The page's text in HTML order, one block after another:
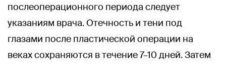
послеоперационного периода следует
указаниям врача. Отечность и тени под
глазами после пластической операции на
веках сохраняются в течение 7–10 дней. Затем